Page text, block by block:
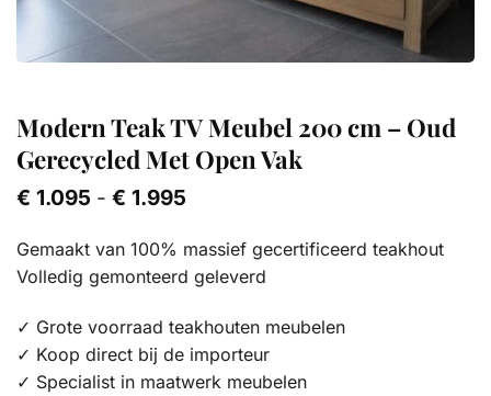
Modern Teak TV Meubel 200 cm – Oud
Gerecycled Met Open Vak
€ 1.095 - € 1.995
€ 1.995
Gemaakt van 100% massief gecertificeerd teakhout
Volledig gemonteerd geleverd
✓ Grote voorraad teakhouten meubelen
✓ Koop direct bij de importeur
✓ Specialist in maatwerk meubelen